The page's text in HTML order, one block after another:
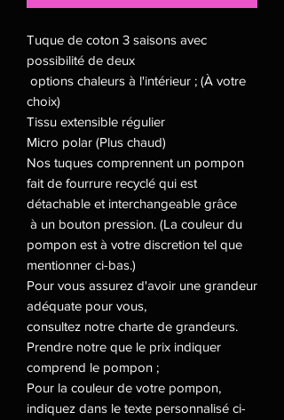
Tuque de coton 3 saisons avec
possibilité de deux
options chaleurs à l'intérieur ; (À votre
choix)
Tissu extensible régulier
Micro polar (Plus chaud)
Nos tuques comprennent un pompon
fait de fourrure recyclé qui est
détachable et interchangeable grâce
à un bouton pression. (La couleur du
pompon est à votre discretion tel que
mentionner ci-bas.)
Pour vous assurez d'avoir une grandeur
adéquate pour vous,
consultez notre charte de grandeurs.
Prendre notre que le prix indiquer
comprend le pompon ;
Pour la couleur de votre pompon,
indiquez dans le texte personnalisé ci-